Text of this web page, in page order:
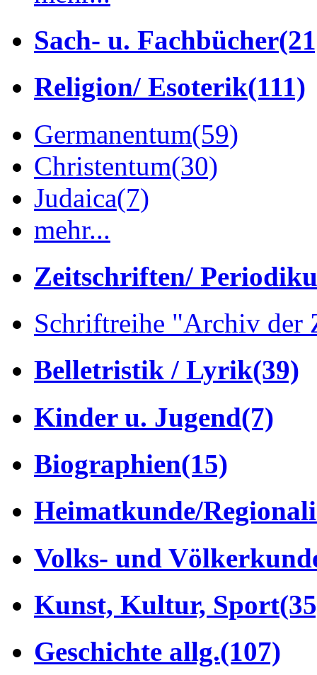
Sach- u. Fachbücher
Religion/ Esoterik(111)
Germanentum(59)
Christentum(30)
Judaica(7)
mehr...
Zeitschriften/
Schriftreihe "Archiv der
Belletristik / Lyrik(39)
Kinder u. Jugend(7)
Biographien(15)
Heimatkunde/
Volks- und
Kunst, Kultur, Sport
Geschichte allg.(107)